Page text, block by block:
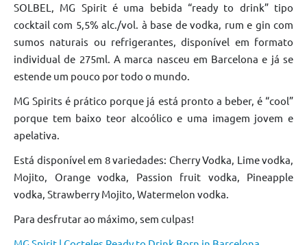
SOLBEL, MG Spirit é uma bebida “ready to drink” tipo
cocktail com 5,5% alc./vol. à base de vodka, rum e gin com
sumos naturais ou refrigerantes, disponível em formato
individual de 275ml. A marca nasceu em Barcelona e já se
estende um pouco por todo o mundo.
MG Spirits é prático porque já está pronto a beber, é “cool”
porque tem baixo teor alcoólico e uma imagem jovem e
apelativa.
Está disponível em 8 variedades: Cherry Vodka, Lime vodka,
Mojito, Orange vodka, Passion fruit vodka, Pineapple
vodka, Strawberry Mojito, Watermelon vodka.
Para desfrutar ao máximo, sem culpas!